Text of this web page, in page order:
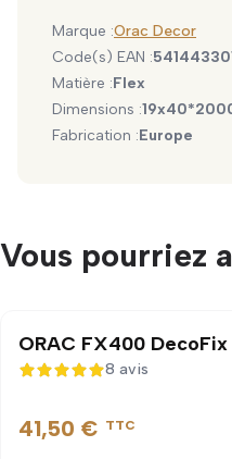
Marque :Orac Decor
Code(s) EAN :
Matière :Flex
Dimensions :
Fabrication :Europe
Vous pourriez
ORAC FX400
5 sur 5
8 avis
41,50 € TTC